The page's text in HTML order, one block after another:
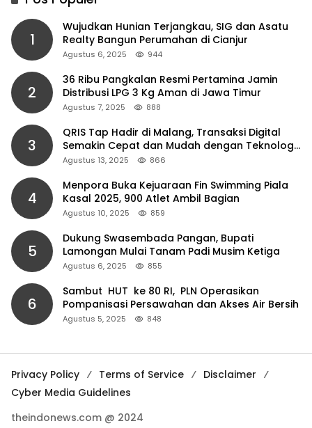
1
Wujudkan Hunian Terjangkau, SIG dan Asatu
Realty Bangun Perumahan di Cianjur
Agustus 6, 2025 944
2
36 Ribu Pangkalan Resmi Pertamina Jamin
Distribusi LPG 3 Kg Aman di Jawa Timur
Agustus 7, 2025 888
3
QRIS Tap Hadir di Malang, Transaksi Digital
Semakin Cepat dan Mudah dengan Teknologi
NFC
Agustus 13, 2025 866
4
Menpora Buka Kejuaraan Fin Swimming Piala
Kasal 2025, 900 Atlet Ambil Bagian
Agustus 10, 2025 859
5
Dukung Swasembada Pangan, Bupati
Lamongan Mulai Tanam Padi Musim Ketiga
Agustus 6, 2025 855
6
Sambut HUT ke 80 RI, PLN Operasikan
Pompanisasi Persawahan dan Akses Air Bersih
Agustus 5, 2025 848
Privacy Policy Terms of Service
Disclaimer
Cyber Media Guidelines
theindonews.com @ 2024